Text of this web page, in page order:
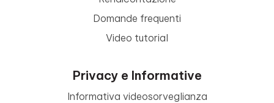
Domande frequenti
Video tutorial
Privacy e Informative
Informativa videosorveglianza